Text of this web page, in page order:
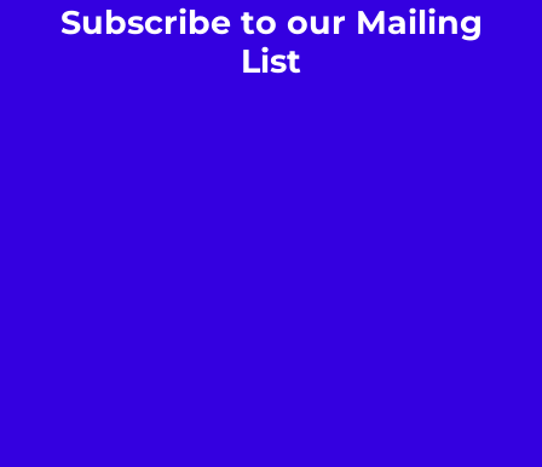
Subscribe to our Mailing
List